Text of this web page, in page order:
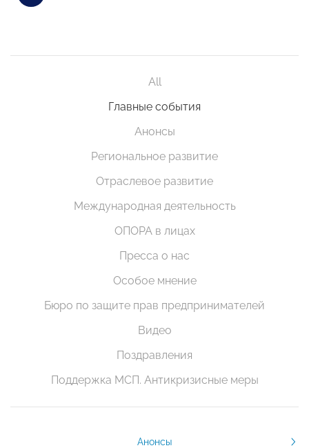
All
Главные события
Анонсы
Региональное развитие
Отраслевое развитие
Международная деятельность
ОПОРА в лицах
Пресса о нас
Особое мнение
Бюро по защите прав предпринимателей
Видео
Поздравления
Поддержка МСП. Антикризисные меры
Анонсы